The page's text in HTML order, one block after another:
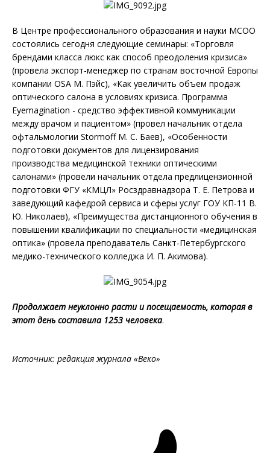
В Центре профессионального образования и науки МСОО
состоялись сегодня следующие семинары: «Торговля
брендами класса люкс как способ преодоления кризиса»
(провела экспорт-менеджер по странам восточной Европы
компании OSA М. Пэйс), «Как увеличить объем продаж
оптического салона в условиях кризиса. Программа
Eуеmagination - средство эффективной коммуникации
между врачом и пациентом» (провел начальник отдела
офтальмологии Stormoff М. С. Баев), «Особенности
подготовки документов для лицензирования
производства медицинской техники оптическими
салонами» (провели начальник отдела предлицензионной
подготовки ФГУ «КМЦЛ» Росздравнадзора Т. Е. Петрова и
заведующий кафедрой сервиса и сферы услуг ГОУ КП-11 В.
Ю. Николаев), «Преимущества дистанционного обучения в
повышении квалификации по специальности «медицинская
оптика» (провела преподаватель Санкт-Петербургского
медико-технического колледжа И. П. Акимова).
Продолжает неуклонно расти и посещаемость, которая в
этот день составила 1253 человека.
Источник: редакция журнала «Веко»